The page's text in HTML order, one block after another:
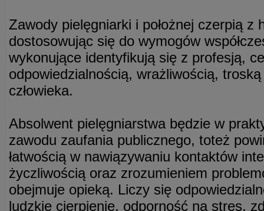
Zawody pielęgniarki i położnej czerpią z
dostosowując się do wymogów
wykonujące identyfikują się z profesją,
odpowiedzialnością, wrażliwością,
człowieka.
Absolwent pielęgniarstwa będzie w
zawodu zaufania publicznego, toteż
łatwością w nawiązywaniu kontaktów
życzliwością oraz zrozumieniem
obejmuje opieką. Liczy się
ludzkie cierpienie, odporność na stres,